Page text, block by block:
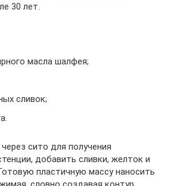
30 лет.
масла шалфея;
сливок;
сито для получения
добавить сливки, желток и
пластичную массу наносить